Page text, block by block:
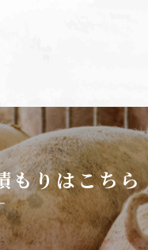
もりはこちら